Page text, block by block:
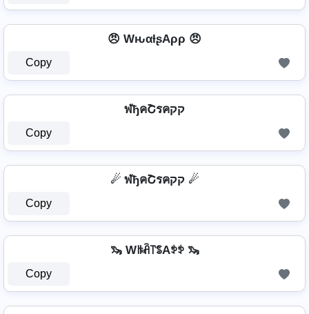
😠 WԋαƚʂAρρ 😠
Copy
ฬђคՇรคקק
Copy
☄ ฬђคՇรคקק ☄
Copy
🦦 Wꑛꋫ꓅ꌚAꉣꉣ 🦦
Copy